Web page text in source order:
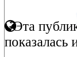
Эта
показалась